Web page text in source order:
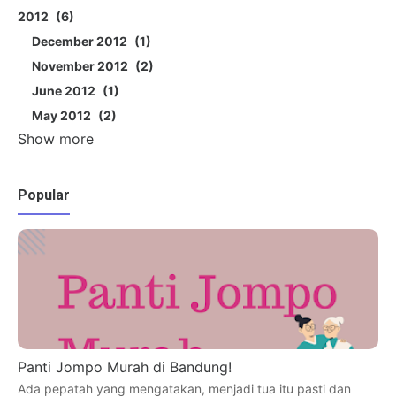
2012
6
December 2012
1
November 2012
2
June 2012
1
May 2012
2
Show more
Popular
Panti Jompo Murah di Bandung!
Ada pepatah yang mengatakan, menjadi tua itu pasti dan